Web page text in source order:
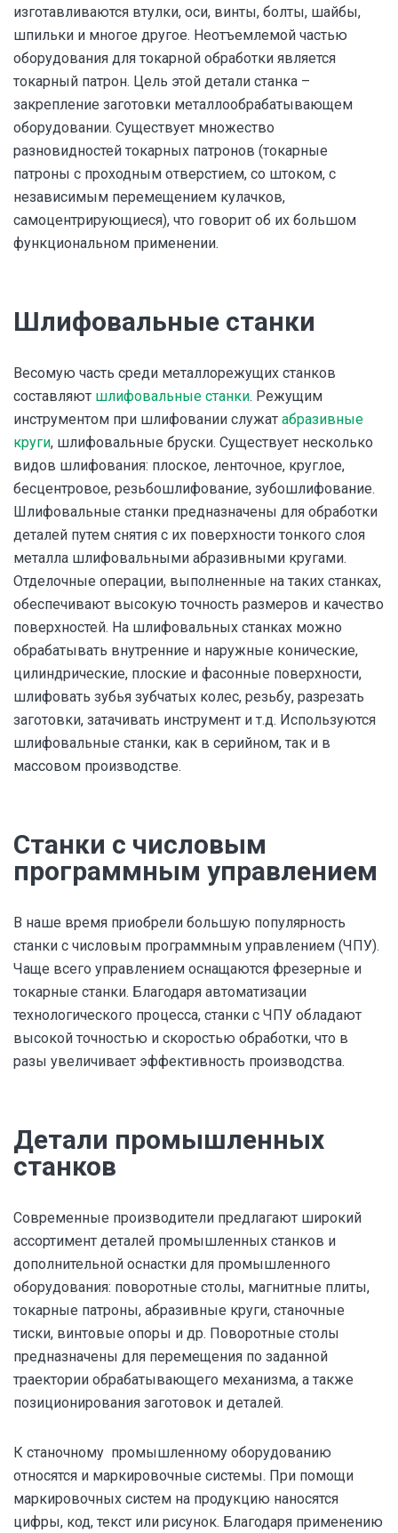
изготавливаются втулки, оси, винты, болты, шайбы,
шпильки и многое другое. Неотъемлемой частью
оборудования для токарной обработки является
токарный патрон. Цель этой детали станка –
закрепление заготовки металлообрабатывающем
оборудовании. Существует множество
разновидностей токарных патронов (токарные
патроны с проходным отверстием, со штоком, с
независимым перемещением кулачков,
самоцентрирующиеся), что говорит об их большом
функциональном применении.
Шлифовальные станки
Весомую часть среди металлорежущих станков
составляют шлифовальные станки. Режущим
инструментом при шлифовании служат абразивные
круги, шлифовальные бруски. Существует несколько
видов шлифования: плоское, ленточное, круглое,
бесцентровое, резьбошлифование, зубошлифование.
Шлифовальные станки предназначены для обработки
деталей путем снятия с их поверхности тонкого слоя
металла шлифовальными абразивными кругами.
Отделочные операции, выполненные на таких станках,
обеспечивают высокую точность размеров и качество
поверхностей. На шлифовальных станках можно
обрабатывать внутренние и наружные конические,
цилиндрические, плоские и фасонные поверхности,
шлифовать зубья зубчатых колес, резьбу, разрезать
заготовки, затачивать инструмент и т.д. Используются
шлифовальные станки, как в серийном, так и в
массовом производстве.
Станки с числовым
программным управлением
В наше время приобрели большую популярность
станки с числовым программным управлением (ЧПУ).
Чаще всего управлением оснащаются фрезерные и
токарные станки. Благодаря автоматизации
технологического процесса, станки с ЧПУ обладают
высокой точностью и скоростью обработки, что в
разы увеличивает эффективность производства.
Детали промышленных
станков
Современные производители предлагают широкий
ассортимент деталей промышленных станков и
дополнительной оснастки для промышленного
оборудования: поворотные столы, магнитные плиты,
токарные патроны, абразивные круги, станочные
тиски, винтовые опоры и др. Поворотные столы
предназначены для перемещения по заданной
траектории обрабатывающего механизма, а также
позиционирования заготовок и деталей.
К станочному промышленному оборудованию
относятся и маркировочные системы. При помощи
маркировочных систем на продукцию наносятся
цифры, код, текст или рисунок. Благодаря применению